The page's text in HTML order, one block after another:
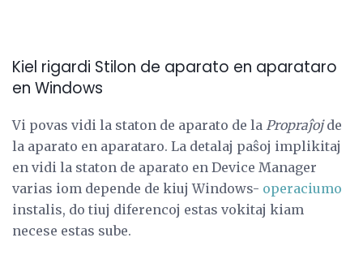
Kiel rigardi Stilon de aparato en aparataro
en Windows
Vi povas vidi la staton de aparato de la Propraĵojde
la aparato en aparataro. La detalaj paŝoj implikitaj
en vidi la staton de aparato en Device Manager
varias iom depende de kiuj Windows- operaciumo
instalis, do tiuj diferencoj estas vokitaj kiam
necese estas sube.